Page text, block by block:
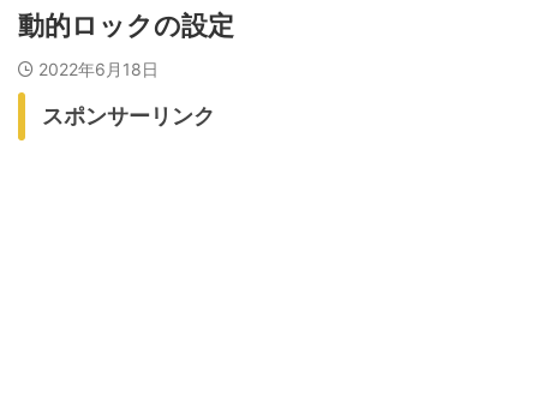
動的ロックの設定
2022年6月18日
スポンサーリンク